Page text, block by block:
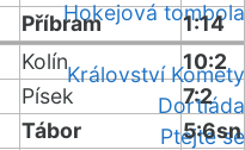
Hokejová tombola
Království Komety
Dortiáda
Ptejte se
Příbram
1:14
Kolín
10:2
Písek
7:2
Tábor
5:6sn